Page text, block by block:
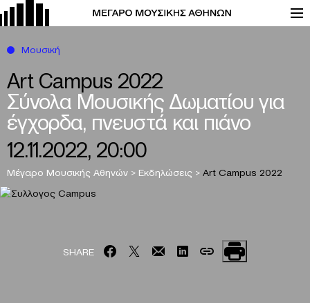
Art Campus 2022
Σύνολα Μουσικής Δωματίου για
έγχορδα, πνευστά και πιάνο
12.11.2022, 20:00
Μέγαρο Μουσικής Αθηνών > Εκδηλώσεις > Art Campus 2022
Μουσική
SHARE